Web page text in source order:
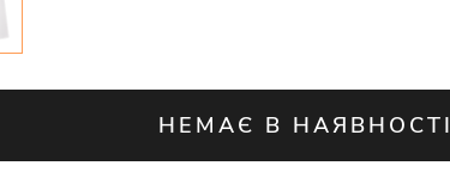
НЕМАЄ В НАЯВНОСТІ